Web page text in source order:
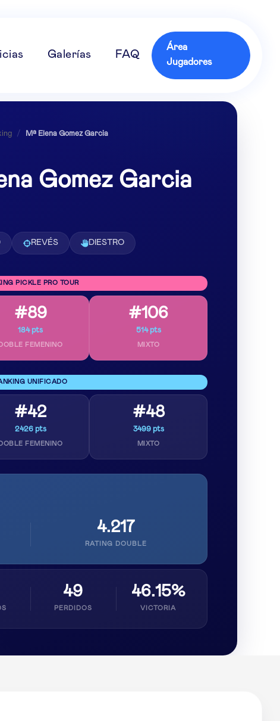
Galerías FAQ
Área
Jugadores
/ Mª Elena Gomez Garcia
Gomez Garcia
REVÉS DIESTRO
PICKLE PRO TOUR
#89
184 pts
DOBLE FEMENINO
#106
514 pts
MIXTO
UNIFICADO
#42
2426 pts
DOBLE FEMENINO
#48
3499 pts
MIXTO
4.217
RATING DOUBLE
49
PERDIDOS
46.15%
VICTORIA